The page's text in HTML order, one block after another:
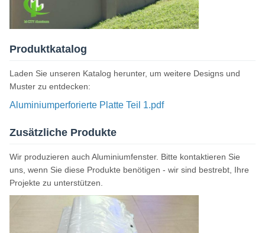
Produktkatalog
Laden Sie unseren Katalog herunter, um weitere Designs und
Muster zu entdecken:
Aluminiumperforierte Platte Teil 1.pdf
Zusätzliche Produkte
Wir produzieren auch Aluminiumfenster. Bitte kontaktieren Sie
uns, wenn Sie diese Produkte benötigen - wir sind bestrebt, Ihre
Projekte zu unterstützen.